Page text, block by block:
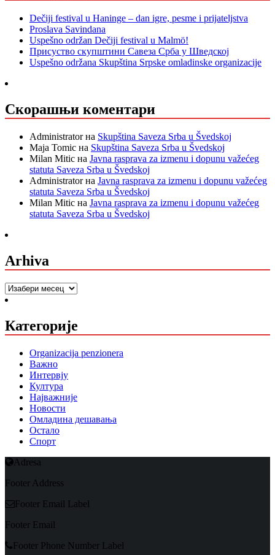
Dečiji festival u Haninge – dan igre, pesme i prijateljstva
Proslava Savindana
Uspešno održan Dečiji festival u Malmö!
Присуство скупштини Савеза Срба у Шведској
Uspešno održana Skupština Srpske omladinske organizacije
Скорашњи коментари
Administratorна Skupština Saveza Srba u Švedskoj
Maja Tomic на Skupština Saveza Srba u Švedskoj
Milan Mitic на Javna rasprava za izmenu i dopunu važećeg
statuta Saveza Srba u Švedskoj
Administratorна Javna rasprava za izmenu i dopunu važećeg
statuta Saveza Srba u Švedskoj
Milan Mitic на Javna rasprava za izmenu i dopunu važećeg
statuta Saveza Srba u Švedskoj
Arhiva
Arhiva
Категорије
Organizacija penzionera
Важно
Интервју
Култура
Најважније
Новости
Омладина дешавања
Остало
Спорт
Adresa
Footer Address
Footer Email Label
Footer Email
Footer Phone Number Label